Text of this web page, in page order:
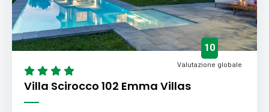
Villa Scirocco 102 Emma Villas
10
Valutazione globale